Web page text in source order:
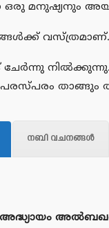
ഒരു മനുഷ്യനും
ചേര്‍ന്നു
പരസ്പരം
നബി വചനങ്ങള്‍